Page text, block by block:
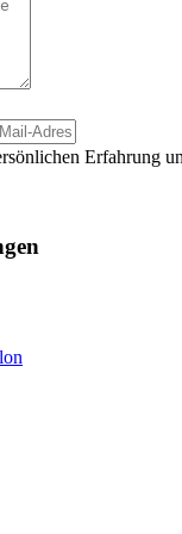
Erfahrung